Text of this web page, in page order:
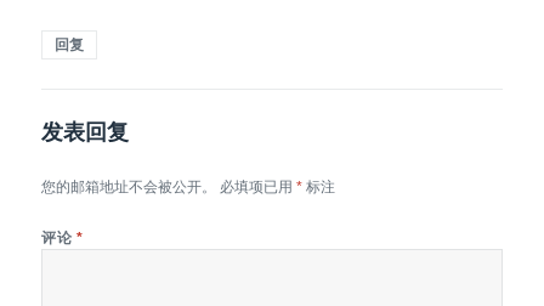
回复
发表回复
您的邮箱地址不会被公开。 必填项已用* 标注
评论 *